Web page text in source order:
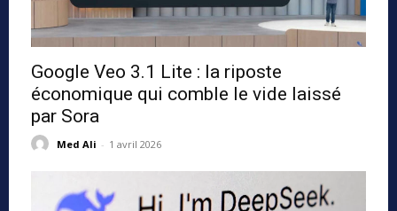
Google Veo 3.1 Lite : la riposte
économique qui comble le vide laissé
par Sora
Med Ali - 1 avril 2026